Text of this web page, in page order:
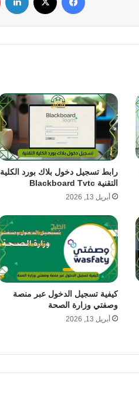
رابط تسجيل دخول بلاك بورد الكلية
التقنية Blackboard Tvtc
أبريل 13, 2026
كيفية تسجيل الدخول عبر منصة
وصفتي وزارة الصحة
أبريل 13, 2026